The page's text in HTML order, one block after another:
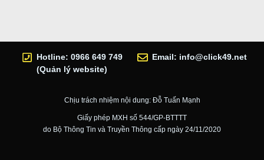
Hotline: 0966 649 749
(Quản lý website)
Email: info@click49.net
Chịu trách nhiệm nội dung: Đỗ Tuấn Mạnh
Giấy phép MXH số 544/GP-BTTTT
do Bộ Thông Tin và Truyền Thông cấp ngày 24/11/2020